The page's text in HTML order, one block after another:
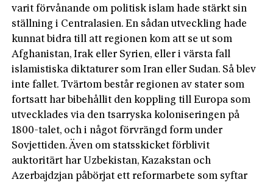
varit förvånande om politisk islam hade stärkt sin
ställning i Centralasien. En sådan utveckling hade
kunnat bidra till att regionen kom att se ut som
Afghanistan, Irak eller Syrien, eller i värsta fall
islamistiska diktaturer som Iran eller Sudan. Så blev
inte fallet. Tvärtom består regionen av stater som
fortsatt har bibehållit den koppling till Europa som
utvecklades via den tsarryska koloniseringen på
1800-talet, och i något förvrängd form under
Sovjettiden. Även om statsskicket förblivit
auktoritärt har Uzbekistan, Kazakstan och
Azerbajdzjan påbörjat ett reformarbete som syftar